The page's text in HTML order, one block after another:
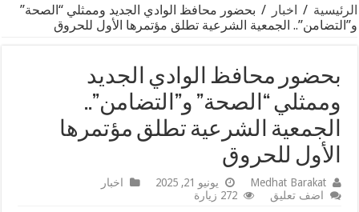
«100 يوم صحة» قدمت أكثر من 103 ملايين خدمة مجانية خلال 65 يوما
وزير التعليم: بدء تفعيل دور صندوق الرعاية الاجتماعية للمعلمين
الصحة العالمية تطلق تحذيرًا عاجلا بشأن المصابين بقطاع غزة
أسعار الذهب في مصر وعالميًا اليوم السبت 30-3-204
غارات إسرائيلية عنيفة..ماذا يحدث في سوريا؟
موقف النادي الأهلي من التجديد مع علي معلول
مدحت بركات يكتب: من داخل التجربة.. أشهد لـ”مستقبل مصر”
مجموعة بيك الباتروس للفنادق تطلق Capri City أكبر مدينة سياحية متكاملة في سهل حشيش تضم 6 منتجعات و5 آلاف غرفة
الرئيسية / اخبار / بحضور محافظ الوادي الجديد وممثلي “الصحة”
و”التضامن”.. الجمعية الشرعية تطلق مؤتمرها الأول للحروق
بحضور محافظ الوادي الجديد
وممثلي “الصحة” و”التضامن”..
الجمعية الشرعية تطلق مؤتمرها
الأول للحروق
Medhat Barakat يونيو 21, 2025
اخبار
اضف تعليق
272 زيارة